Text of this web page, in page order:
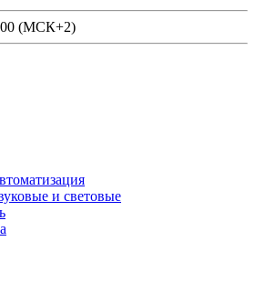
(МСК+2)
и световые